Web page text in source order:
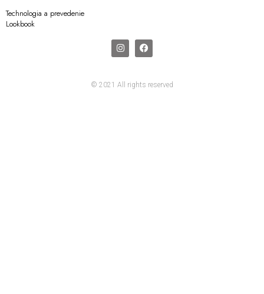
Technologia a prevedenie
Lookbook
© 2021 All rights reserved